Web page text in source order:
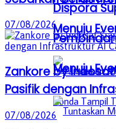
Menuju
Dispora
Menuju
07/08/2026
Zankore by
Pasifik dengan
07/08/2026